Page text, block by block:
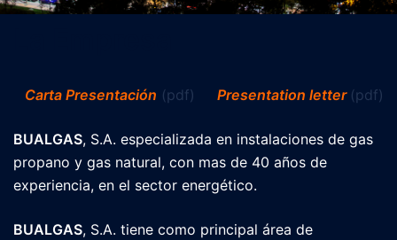
Carta Presentación (pdf) Presentation letter (pdf)
BUALGAS, S.A. especializada en instalaciones de gas
propano y gas natural, con mas de 40 años de
experiencia, en el sector energético.
BUALGAS, S.A. tiene como principal área de